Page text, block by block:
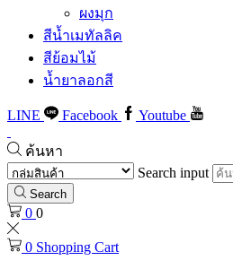
ผงมุก
สีน้ำเมทัลลิค
สีย้อมไม้
น้ำยาลอกสี
LINE Facebook Youtube
ค้นหา
Search input
Search
0 0
0 Shopping Cart